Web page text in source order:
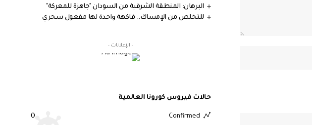
البرهان: المنطقة الشرقية من السودان "جاهزة للمعركة"
للتخلص من الإمساك.. فاكهة واحدة لها مفعول سحري
- الإعلانات -
حالات فيروس كورونا العالمية
Confirmed
0